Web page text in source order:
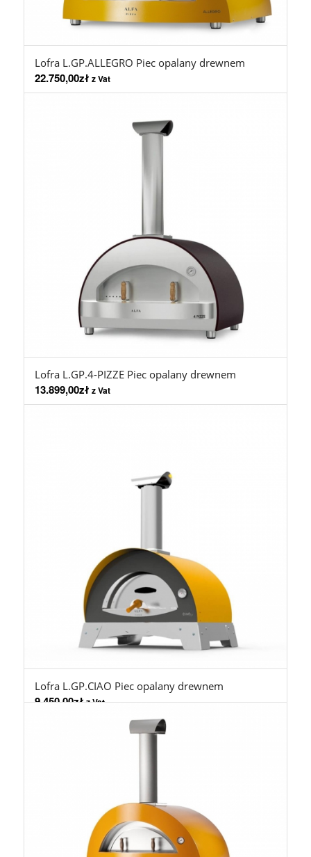
Lofra L.GP.ALLEGRO Piec opalany drewnem
22.750,00zł z Vat
Lofra L.GP.4-PIZZE Piec opalany drewnem
13.899,00zł z Vat
Lofra L.GP.CIAO Piec opalany drewnem
9.450,00zł z Vat